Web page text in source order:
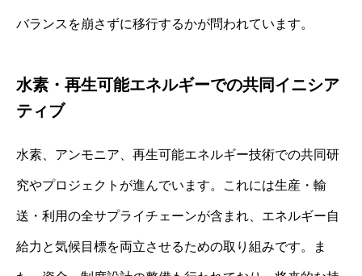
バランスを崩さずに移行するかが問われています。
水素・再生可能エネルギーでの共同イニシア
ティブ
水素、アンモニア、再生可能エネルギー技術での共同研
究やプロジェクトが進んでいます。これには生産・輸
送・利用の全サプライチェーンが含まれ、エネルギー自
給力と気候目標を両立させるための取り組みです。ま